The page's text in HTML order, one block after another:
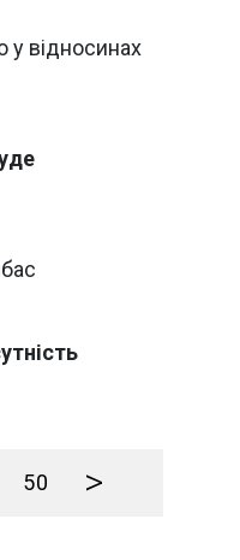
у відносинах
50 >